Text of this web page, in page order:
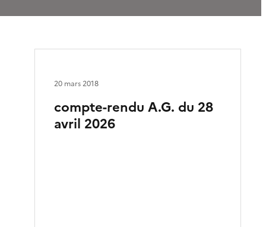
compte-rendu A.G. du 28
avril 2026
20 mars 2018